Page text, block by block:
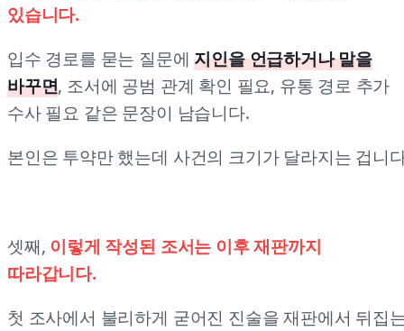
있습니다.
입수 경로를 묻는 질문에지인을 언급하거나 말을
바꾸면, 조서에 공범 관계 확인 필요, 유통 경로 추가
수사 필요 같은 문장이 남습니다.
본인은 투약만 했는데 사건의 크기가 달라지는 겁니
셋째, 이렇게 작성된 조서는 이후 재판까지
따라갑니다.
첫 조사에서 불리하게 굳어진 진술을 재판에서 뒤집